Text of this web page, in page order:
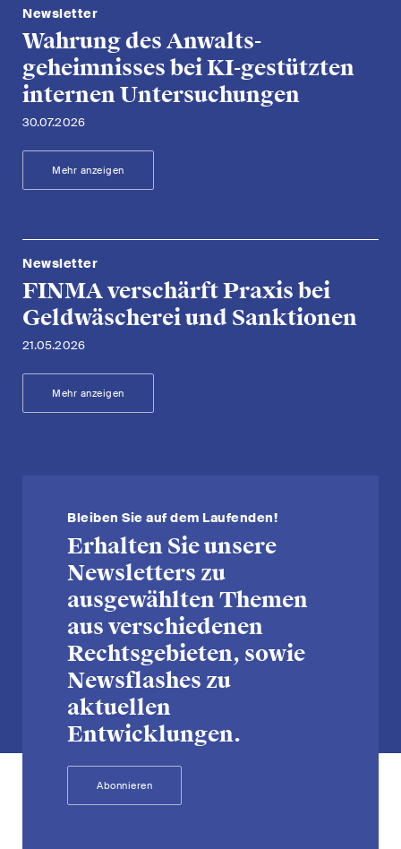
Bleiben Sie auf dem Laufenden!
Erhalten Sie unsere
Newsletters zu
ausgewählten Themen
aus verschiedenen
Rechtsgebieten, sowie
Newsflashes zu
aktuellen
Entwicklungen.
Abonnieren
Newsletter
Wahrung des Anwalts-
geheimnisses bei KI-gestützten
internen Untersuchungen
30.07.2026
Mehr anzeigen
Newsletter
FINMA verschärft Praxis bei
Geldwäscherei und Sanktionen
21.05.2026
Mehr anzeigen